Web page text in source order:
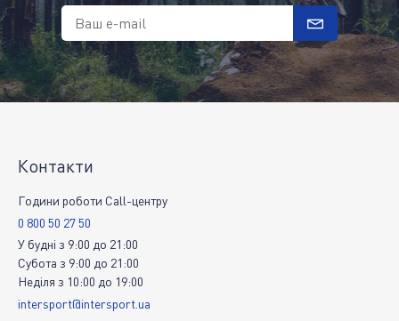
Ваш e-mail
Контакти
Години роботи Call-центру
0 800 50 27 50
У будні з 9:00 до 21:00
Субота з 9:00 до 21:00
Неділя з 10:00 до 19:00
intersport@intersport.ua